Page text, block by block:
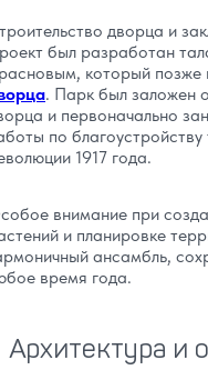
дворца и
был разработан
который позже
. Парк был заложен
и первоначально
по
1917 года.
внимание при
и планировке
ансамбль,
время года.
Архитектура и